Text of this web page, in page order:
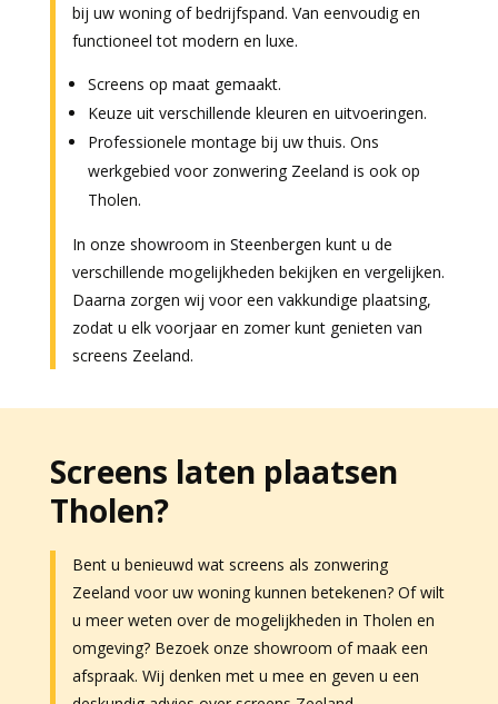
bij uw woning of bedrijfspand. Van eenvoudig en
functioneel tot modern en luxe.
Screens op maat gemaakt.
Keuze uit verschillende kleuren en uitvoeringen.
Professionele montage bij uw thuis. Ons
werkgebied voor zonwering Zeeland is ook op
Tholen.
In onze showroom in Steenbergen kunt u de
verschillende mogelijkheden bekijken en vergelijken.
Daarna zorgen wij voor een vakkundige plaatsing,
zodat u elk voorjaar en zomer kunt genieten van
screens Zeeland.
Screens laten plaatsen
Tholen?
Bent u benieuwd wat screens als zonwering
Zeeland voor uw woning kunnen betekenen? Of wilt
u meer weten over de mogelijkheden in Tholen en
omgeving? Bezoek onze showroom of maak een
afspraak. Wij denken met u mee en geven u een